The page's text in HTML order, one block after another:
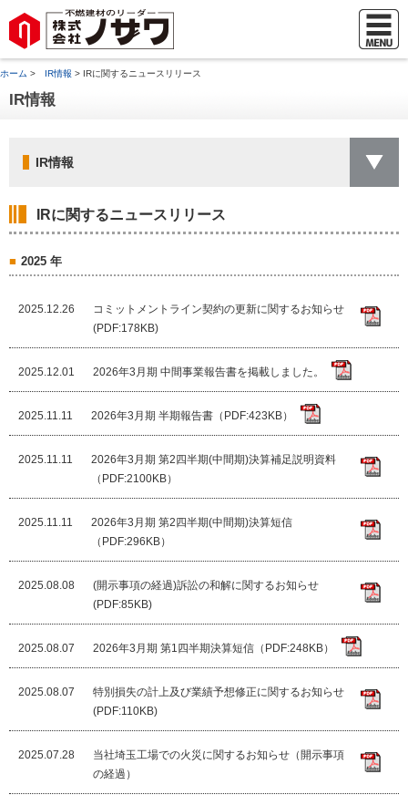
ホーム > IR情報 > IRに関するニュースリリース
IR情報
IR情報
IRに関するニュースリリース
2025 年
2025.12.26
コミットメントライン契約の更新に関するお知らせ
(PDF:178KB)
2025.12.01 2026年3月期 中間事業報告書を掲載しました。
2025.11.11 2026年3月期 半期報告書（PDF:423KB）
2025.11.11
2026年3月期 第2四半期(中間期)決算補足説明資料
（PDF:2100KB）
2025.11.11
2026年3月期 第2四半期(中間期)決算短信
（PDF:296KB）
2025.08.08
(開示事項の経過)訴訟の和解に関するお知らせ
(PDF:85KB)
2025.08.07 2026年3月期 第1四半期決算短信（PDF:248KB）
2025.08.07
特別損失の計上及び業績予想修正に関するお知らせ
(PDF:110KB)
2025.07.28
当社埼玉工場での火災に関するお知らせ（開示事項
の経過）